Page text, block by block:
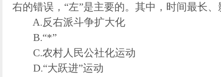
右的错误，“左”是主要的。其中，时间最长
A.反右派斗争扩大化
B.“*”
C.农村人民公社化运动
D.“大跃进”运动